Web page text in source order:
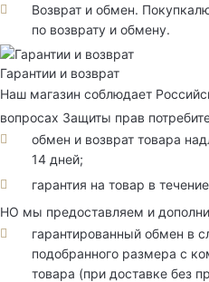
Возврат и обмен.
по возврату и обмену.
Гарантии и возврат
Наш магазин соблюдает
вопросах Защиты прав
обмен и возврат товара
14 дней;
гарантия на товар в
НО мы предоставляем и
гарантированный обмен в
подобранного размера с
товара (при доставке без